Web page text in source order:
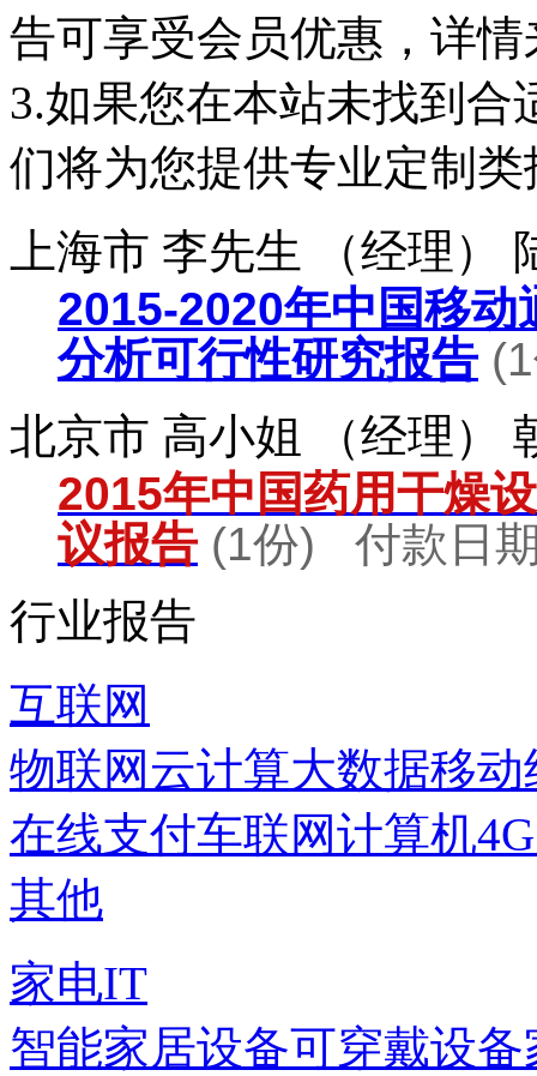
告可享受会员优惠，详
3.如果您在本站未找到
们将为您提供专业定制类
上海市 李先生 （经理）
2015-2020年中国移
分析可行性研究报告(1
北京市 高小姐 （经理）
2015年中国药用干燥
议报告 (1份) 付款日
行业报告
互联网
物联网 云计算大数据移动
在线支付车联网计算机
其他
家电IT
智能家居设备可穿戴设备